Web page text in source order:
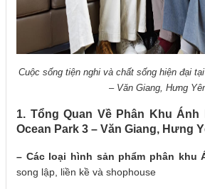
Cuộc sống tiện nghi và chất sống hiện đại
– Văn Giang, Hưng
1. Tổng Quan Về Phân Khu
Ocean Park 3 – Văn Giang, Hưng
– Các loại hình sản phẩm phân khu
song lập, liền kề và shophouse